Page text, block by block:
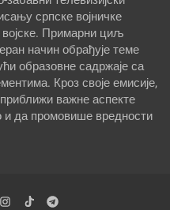
српске војничке
војске. Примарни циљ
начин обрађује теме
образовне садржаје са
Кроз своје емисије,
важне аспекте
и да промовише вредности